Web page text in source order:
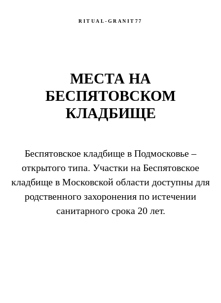
RITUAL-GRANIT77
МЕСТА НА
БЕСПЯТОВСКОМ
КЛАДБИЩЕ
Беспятовское кладбище в Подмосковье –
открытого типа. Участки на Беспятовское
кладбище в Московской области доступны для
родственного захоронения по истечении
санитарного срока 20 лет.